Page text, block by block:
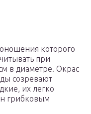
которого
при
в диаметре. Окрас
созревают
их легко
грибковым